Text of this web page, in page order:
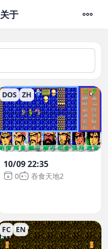
关于 设置
DOS ZH
10/09 22:35
0 吞食天地2
FC EN